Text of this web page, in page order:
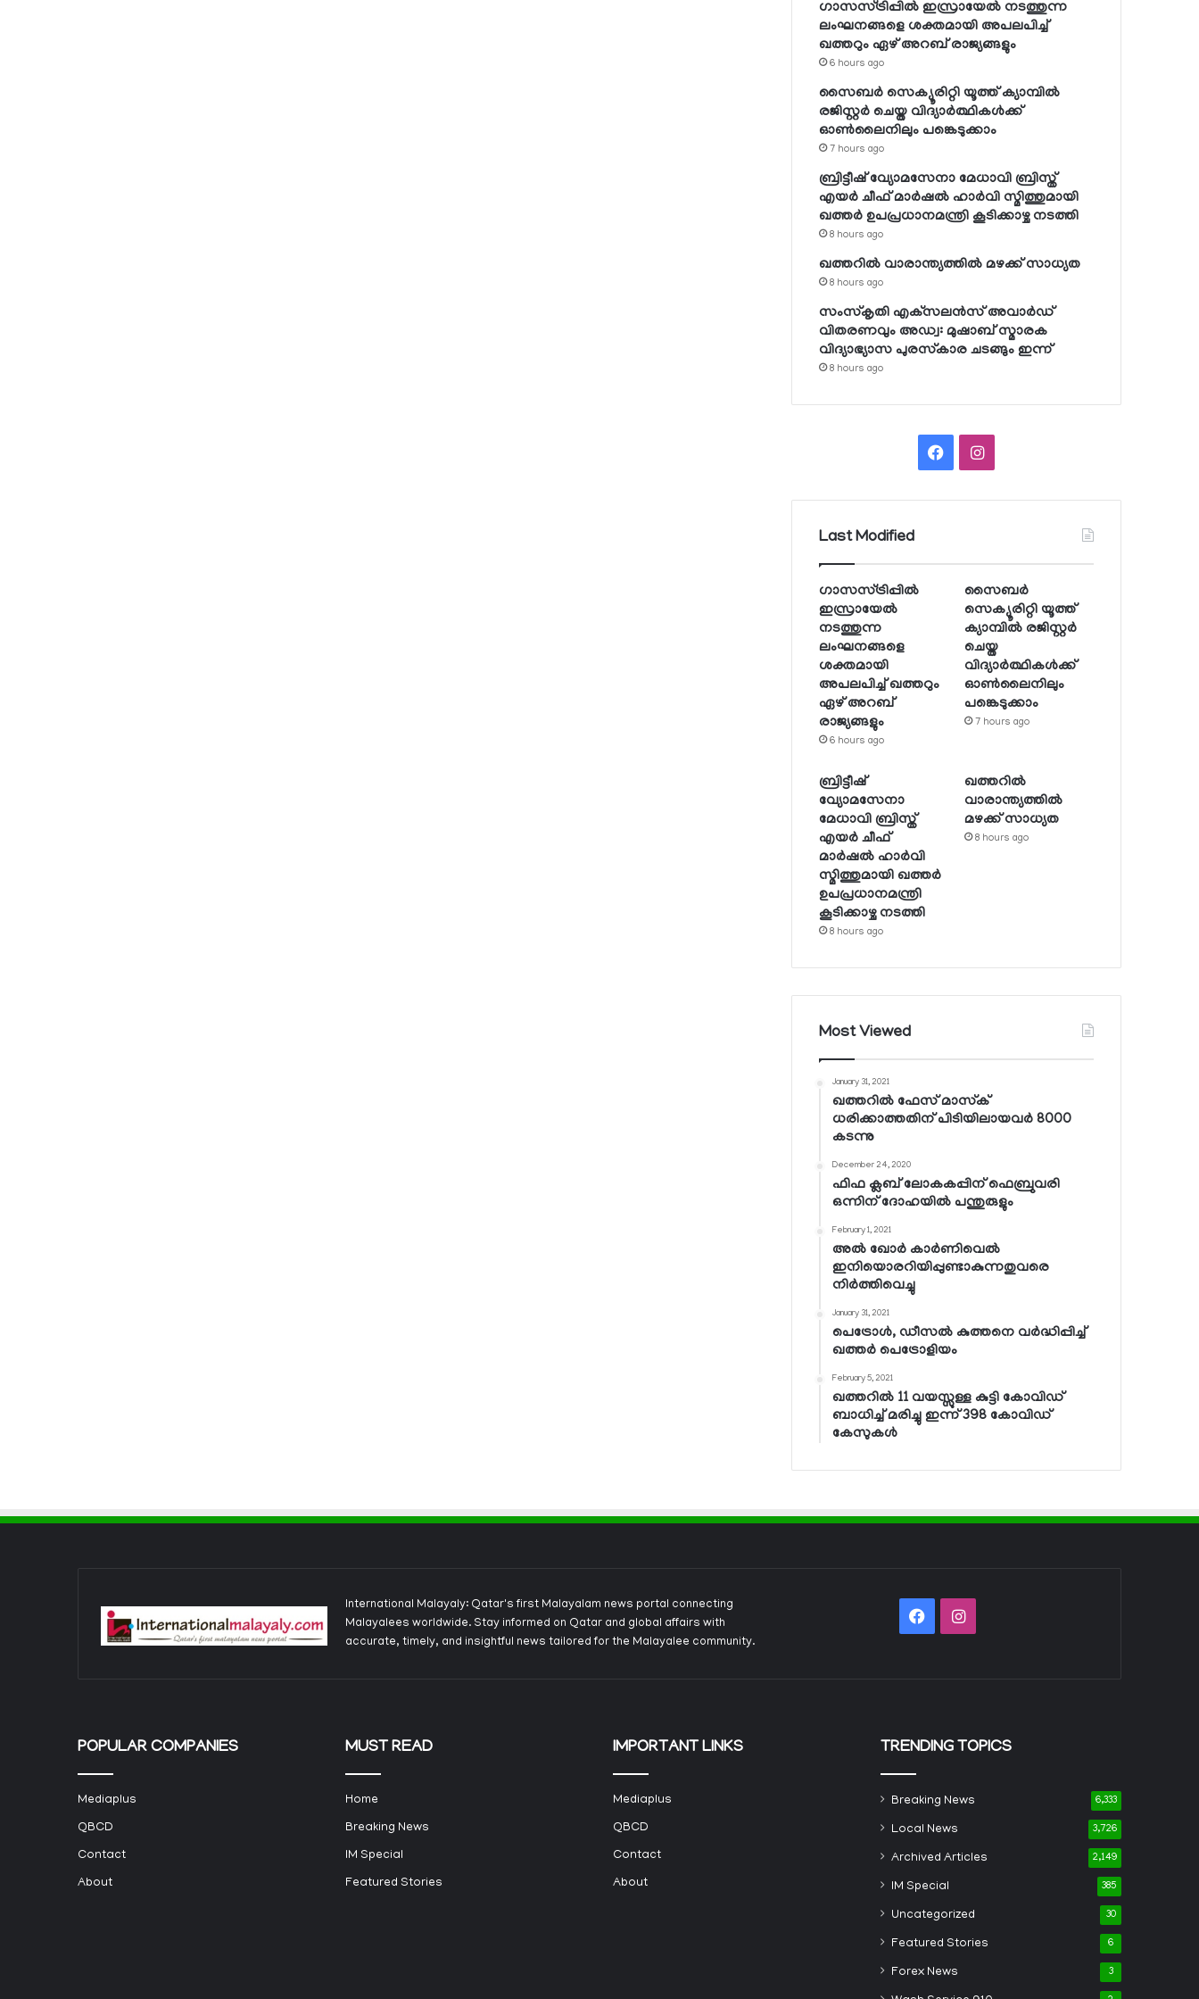
ഗാസസ്ട്രിപ്പില്‍ ഇസ്രായേല്‍ നടത്തുന്ന
ലംഘനങ്ങളെ ശക്തമായി അപലപിച്ച്
ഖത്തറും ഏഴ് അറബ് രാജ്യങ്ങളും
6 hours ago
സൈബര്‍ സെക്യൂരിറ്റി യൂത്ത് ക്യാമ്പില്‍
രജിസ്റ്റര്‍ ചെയ്ത വിദ്യാര്‍ത്ഥികള്‍ക്ക്
ഓണ്‍ലൈനിലും പങ്കെടുക്കാം
7 hours ago
ബ്രിട്ടീഷ് വ്യോമസേനാ മേധാവി ബ്രിസ്ത്
എയര്‍ ചീഫ് മാര്‍ഷല്‍ ഹാര്‍വി സ്മിത്തുമായി
ഖത്തര്‍ ഉപപ്രധാനമന്ത്രി കൂടിക്കാഴ്ച നടത്തി
8 hours ago
ഖത്തറില്‍ വാരാന്ത്യത്തില്‍ മഴക്ക് സാധ്യത
8 hours ago
സംസ്‌കൃതി എക്‌സലന്‍സ് അവാര്‍ഡ്
വിതരണവും അഡ്വ: മുഷാബ് സ്മാരക
വിദ്യാഭ്യാസ പുരസ്‌കാര ചടങ്ങും ഇന്ന്
8 hours ago
FacebookInstagram
Last Modified
ഗാസസ്ട്രിപ്പില്‍
ഇസ്രായേല്‍
നടത്തുന്ന
ലംഘനങ്ങളെ
ശക്തമായി
അപലപിച്ച് ഖത്തറും
ഏഴ് അറബ്
രാജ്യങ്ങളും
6 hours ago
സൈബര്‍
സെക്യൂരിറ്റി യൂത്ത്
ക്യാമ്പില്‍ രജിസ്റ്റര്‍
ചെയ്ത
വിദ്യാര്‍ത്ഥികള്‍ക്ക്
ഓണ്‍ലൈനിലും
പങ്കെടുക്കാം
7 hours ago
ബ്രിട്ടീഷ്
വ്യോമസേനാ
മേധാവി ബ്രിസ്ത്
എയര്‍ ചീഫ്
മാര്‍ഷല്‍ ഹാര്‍വി
സ്മിത്തുമായി ഖത്തര്‍
ഉപപ്രധാനമന്ത്രി
കൂടിക്കാഴ്ച നടത്തി
8 hours ago
ഖത്തറില്‍
വാരാന്ത്യത്തില്‍
മഴക്ക് സാധ്യത
8 hours ago
Most Viewed
January 31, 2021
ഖത്തറില്‍ ഫേസ് മാസ്‌ക്
ധരിക്കാത്തതിന് പിടിയിലായവര്‍ 8000
കടന്നു
December 24, 2020
ഫിഫ ക്ലബ് ലോകകപ്പിന് ഫെബ്രുവരി
ഒന്നിന് ദോഹയില്‍ പന്തുരുളും
February 1, 2021
അല്‍ ഖോര്‍ കാര്‍ണിവെല്‍
ഇനിയൊരറിയിപ്പുണ്ടാകുന്നതുവരെ
നിര്‍ത്തിവെച്ചു
January 31, 2021
പെട്രോള്‍, ഡീസല്‍ കുത്തനെ വര്‍ദ്ധിപ്പിച്ച്
ഖത്തര്‍ പെട്രോളിയം
February 5, 2021
ഖത്തറില്‍ 11 വയസ്സുള്ള കുട്ടി കോവിഡ്
ബാധിച്ച് മരിച്ചു ഇന്ന് 398 കോവിഡ്
കേസുകള്‍
International Malayaly: Qatar's first Malayalam news portal connecting
Malayalees worldwide. Stay informed on Qatar and global affairs with
accurate, timely, and insightful news tailored for the Malayalee community.
FacebookInstagram
POPULAR COMPANIES
Mediaplus
QBCD
Contact
About
MUST READ
Home
Breaking News
IM Special
Featured Stories
IMPORTANT LINKS
Mediaplus
QBCD
Contact
About
TRENDING TOPICS
Breaking News 6,333
Local News 3,726
Archived Articles 2,149
IM Special 385
Uncategorized 30
Featured Stories 6
Forex News 3